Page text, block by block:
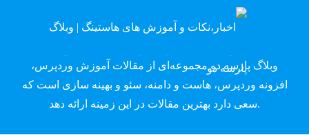
وبلاگ پارسه دِو
وبلاگ پارسه دو مجموعه‌ای از مقالات آموزش وردپرس،
افزونه وردپرس، هاست و دامنه، سئو و بهینه سازی است که
سعی دارد بهترین مقالات در این زمینه ارائه دهد.